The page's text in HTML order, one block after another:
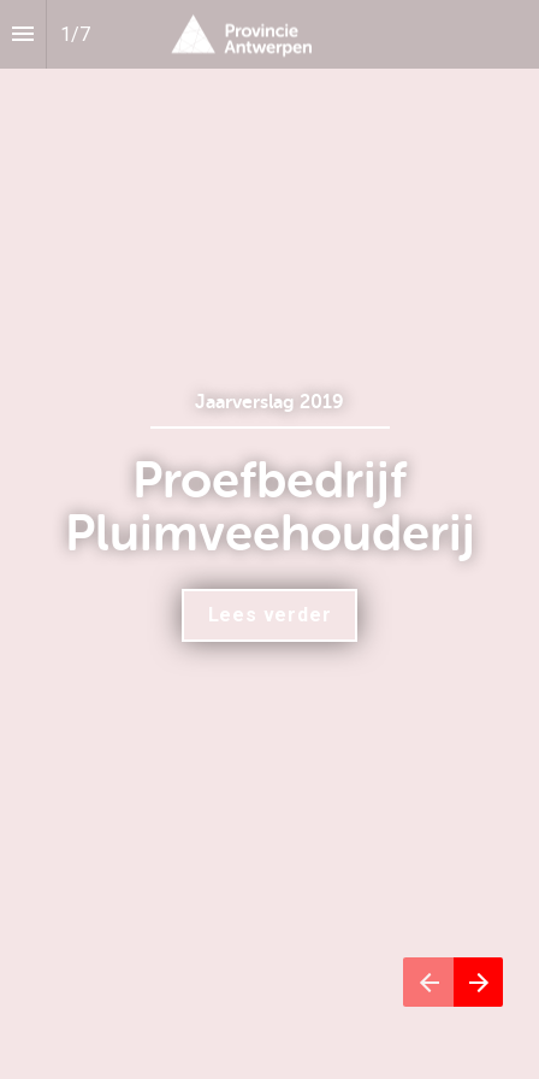
1 /7
Jaarverslag 2019
Proefbedrijf
Pluimveehouderij
Lees verder